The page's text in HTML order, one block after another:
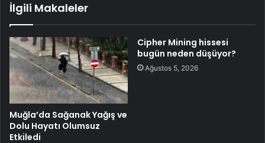
İlgili Makaleler
Muğla’da Sağanak Yağış ve
Dolu Hayatı Olumsuz
Etkiledi
Cipher Mining hissesi
bugün neden düşüyor?
Ağustos 5, 2026